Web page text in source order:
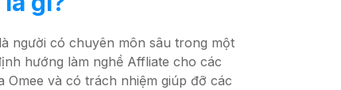
người có chuyên môn sâu trong một
hướng làm nghề Affliate cho các
Omee và có trách nhiệm giúp đỡ các